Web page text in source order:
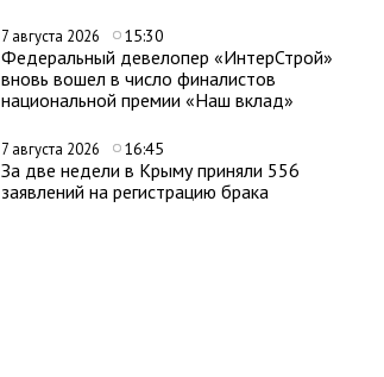
7 августа 2026 15:30
Федеральный девелопер «ИнтерСтрой»
вновь вошел в число финалистов
национальной премии «Наш вклад»
7 августа 2026 16:45
За две недели в Крыму приняли 556
заявлений на регистрацию брака